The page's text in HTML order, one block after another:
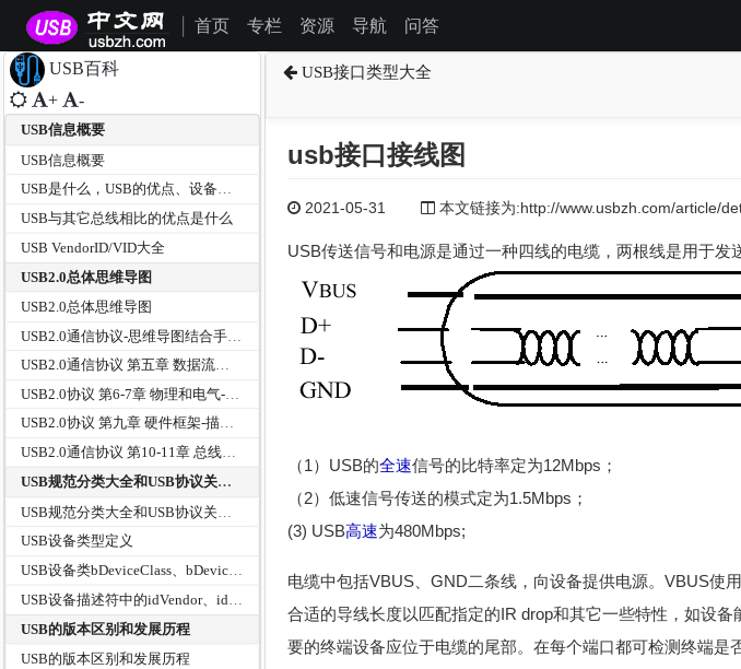
首页 专栏 资源 导航 问答
USB百科
+ -
USB信息概要
USB信息概要
USB是什么，USB的优点、设备分类及传输方式有那些？
USB与其它总线相比的优点是什么
USB VendorID/VID大全
USB2.0总体思维导图
USB2.0总体思维导图
USB2.0通信协议 第五章 数据流模型-传输方式--思维导图
USB2.0协议 第九章 硬件框架-描述符等--思维导图
USB规范分类大全和USB协议关系树
USB设备类型定义
USB设备描述符中的idVendor、idProduct和bcdDevice
USB的版本区别和发展历程
USB的版本区别和发展历程
USB接口类型大全
usb接口接线图
2021-05-31 本文链接为:http://www.usbzh.com/article/
USB传送信号和电源是通过一种四线的电缆，两根线是用于发
（1）USB的全速信号的比特率定为12Mbps；
（2）低速信号传送的模式定为1.5Mbps；
(3) USB高速为480Mbps;
电缆中包括VBUS、GND二条线，向设备提供电源。VBUS使
合适的导线长度以匹配指定的IR drop和其它一些特性，如设
要的终端设备应位于电缆的尾部。在每个端口都可检测终端是